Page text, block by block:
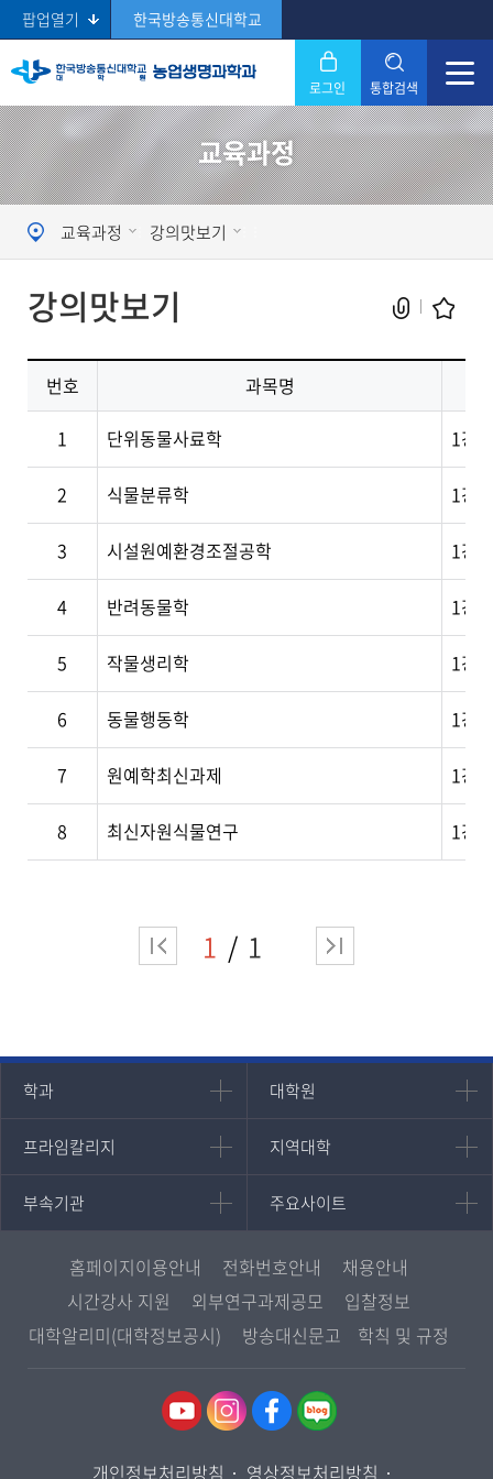
팝업열기 한국방송통신대학교
로그인 통합검색
Search 닫기
교육과정
교육과정 강의맛보기
강의맛보기
번호
과목명
1
단위동물사료학 1강.
2 식물분류학 1강.
3 시설원예환경조절공학 1강.
4 반려동물학 1강.
5 작물생리학 1강.
6 동물행동학 1강.
7 원예학최신과제 1강.
8 최신자원식물연구 1강.
1 1
학과
인문과학대학
국어국문학과
영어영문학과
일본학과
사회과학대학
대학원
대학원
대학원
경영대학원
프라임칼리지
프라임칼리지
학사학위과정
평생교육과정
지역대학
지역대학
지역대학 포털
서울지역대학
대구경북지역대학
인천지역대학
광주전남지역대학
울산지역대학
경기지역대학
강원지역대학
부속기관
부속기관
중앙도서관
원격교육혁신연구원
통합인문학연구소
디지털미디어센터
국제협력단
주요사이트
주요사이트
멘토링
진로심리상담
교육정보화본부
국립대학육성사업
홈페이지이용안내 전화번호안내
채용안내
시간강사 지원
외부연구과제공모
입찰정보
대학알리미(대학정보공시)
방송대신문고 학칙 및 규정
개인정보처리방침 영상정보처리방침